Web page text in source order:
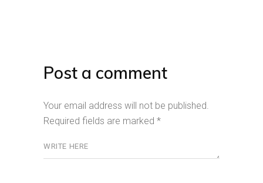
Post a comment
Your email address will not be published.
Required fields are marked *